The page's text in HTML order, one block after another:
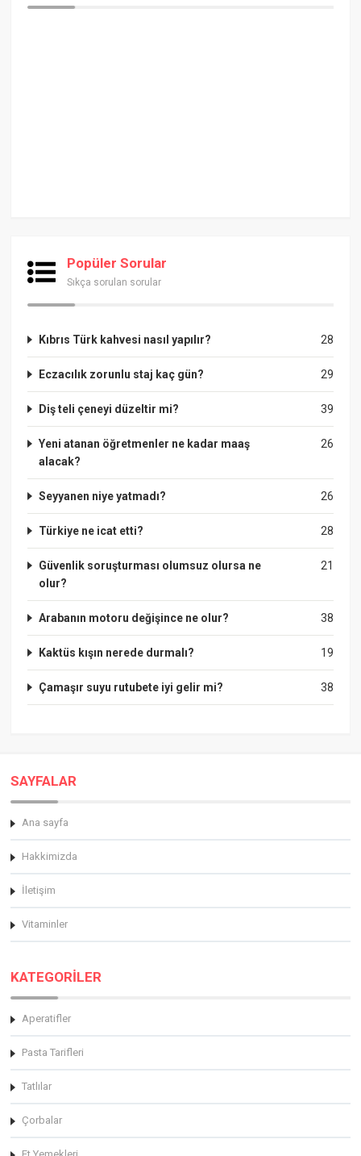
Popüler Sorular
Sıkça sorulan sorular
28
Kıbrıs Türk kahvesi nasıl yapılır?
29
Eczacılık zorunlu staj kaç gün?
39
Diş teli çeneyi düzeltir mi?
26
Yeni atanan öğretmenler ne kadar maaş
alacak?
26
Seyyanen niye yatmadı?
28
Türkiye ne icat etti?
21
Güvenlik soruşturması olumsuz olursa ne
olur?
38
Arabanın motoru değişince ne olur?
19
Kaktüs kışın nerede durmalı?
38
Çamaşır suyu rutubete iyi gelir mi?
SAYFALAR
Ana sayfa
Hakkimizda
İletişim
Vitaminler
KATEGORİLER
Aperatifler
Pasta Tarifleri
Tatlılar
Çorbalar